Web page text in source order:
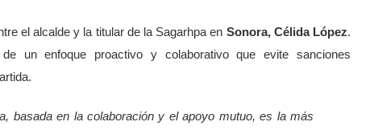
el alcalde y la titular de la Sagarhpa en Sonora, Célida López.
un enfoque proactivo y colaborativo que evite sanciones
basada en la colaboración y el apoyo mutuo, es la más